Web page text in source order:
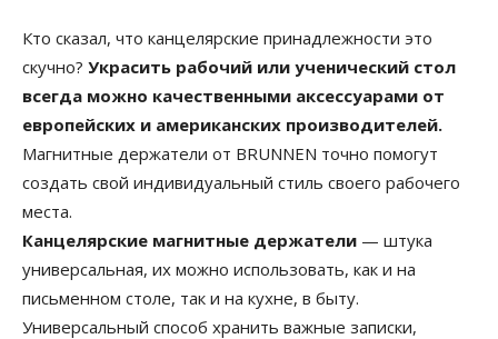
Кто сказал, что канцелярские принадлежности это
скучно? Украсить рабочий или ученический стол
всегда можно качественными аксессуарами от
европейских и американских производителей.
Магнитные держатели от BRUNNEN точно помогут
создать свой индивидуальный стиль своего рабочего
места.
Канцелярские магнитные держатели — штука
универсальная, их можно использовать, как и на
письменном столе, так и на кухне, в быту.
Универсальный способ хранить важные записки,